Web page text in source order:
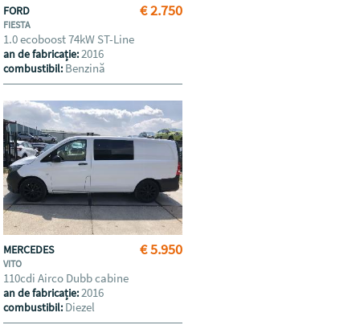
€ 2.750
FORD
FIESTA
1.0 ecoboost 74kW ST-Line
an de fabricație:2016
combustibil: Benzină
€ 5.950
MERCEDES
VITO
110cdi Airco Dubb cabine
an de fabricație:2016
combustibil: Diezel